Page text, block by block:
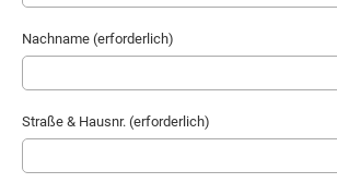
Nachname (erforderlich)
Straße & Hausnr. (erforderlich)